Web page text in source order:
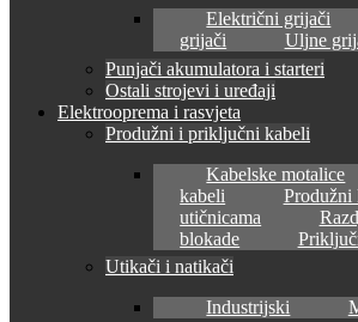
Električni grijači
grijači
Uljne
Punjači akumulatora i starteri
Ostali strojevi i uređaji
Elektrooprema i rasvjeta
Produžni i priključni kabeli
Kabelske motalice
kabeli
Produžni
utičnicama
blokade
Utikači i natikači
Industrijski